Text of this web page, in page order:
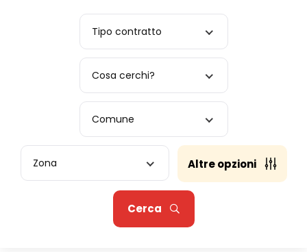
Tipo contratto
Cosa cerchi?
Comune
Zona Altre opzioni
Cerca